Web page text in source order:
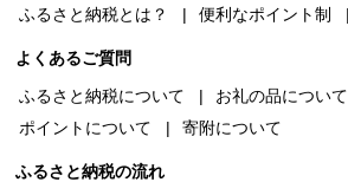
ふるさと納税とは？
便利なポイント制
よくあるご質問
ふるさと納税について
お礼の品について
ポイントについて
寄附について
ふるさと納税の流れ